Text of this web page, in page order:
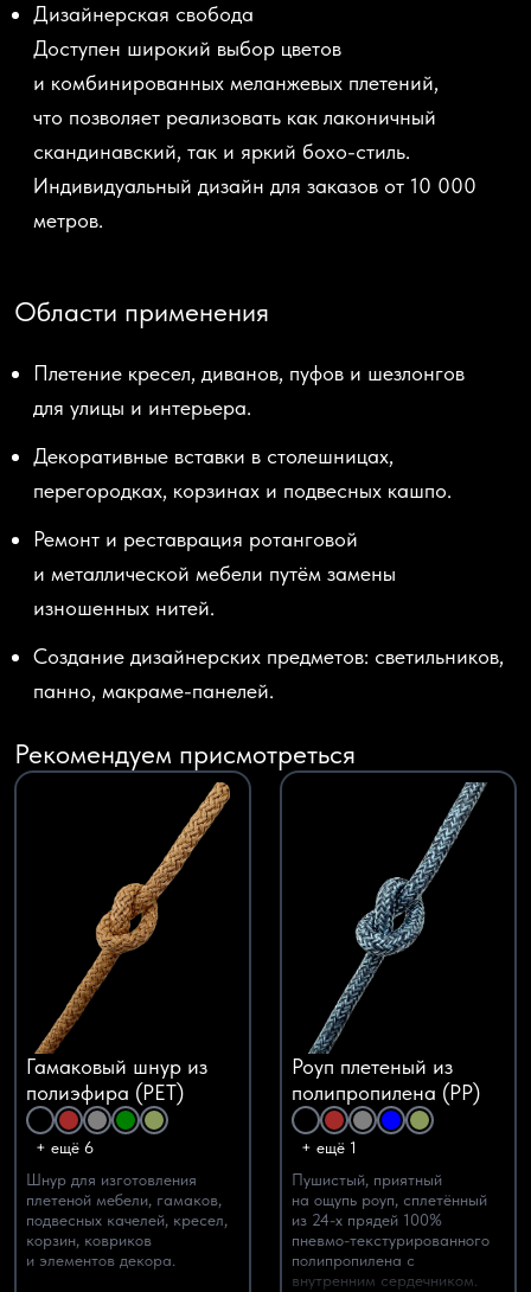
Дизайнерская свобода
Доступен широкий выбор цветов
и комбинированных меланжевых плетений,
что позволяет реализовать как лаконичный
скандинавский, так и яркий бохо-стиль.
Индивидуальный дизайн для заказов от 10 000
метров.
Области применения
Плетение кресел, диванов, пуфов и шезлонгов
для улицы и интерьера.
Декоративные вставки в столешницах,
перегородках, корзинах и подвесных кашпо.
Ремонт и реставрация ротанговой
и металлической мебели путём замены
изношенных нитей.
Создание дизайнерских предметов: светильников,
панно, макраме-панелей.
Рекомендуем присмотреться
Гамаковый шнур из
полиэфира (PET)
+ ещё 6
Шнур для изготовления
плетеной мебели, гамаков,
подвесных качелей, кресел,
корзин, ковриков
и элементов декора.
Роуп плетеный из
полипропилена (PP)
+ ещё 1
Пушистый, приятный
на ощупь роуп, сплетённый
из 24-х прядей 100%
пневмо-текстурированного
полипропилена c
внутренним сердечником.